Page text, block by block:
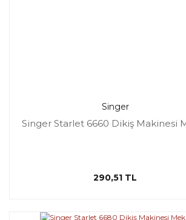
Singer
Singer Starlet 6660 Dikiş Makinesi
290,51 TL